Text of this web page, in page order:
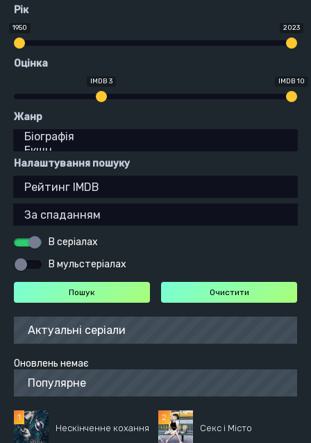
Рік
1950 2023
Оцінка
IMDB 3 IMDB 10
Жанр
Налаштування пошуку
В серіалах
В мульстеріалах
Актуальні серіали
Оновлень немає
Популярне
Нескінченне кохання Секс і Місто